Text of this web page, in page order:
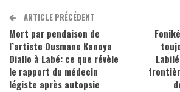
ARTICLE PRÉCÉDENT
Mort par pendaison de
l’artiste Ousmane Kanoya
Diallo à Labé: ce que révèle
le rapport du médecin
légiste après autopsie